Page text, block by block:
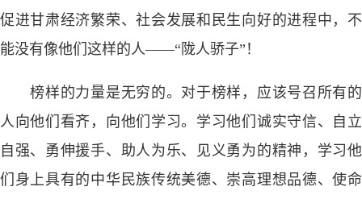
促进甘肃经济繁荣、社会发展和民生向好的进程中，不
能没有像他们这样的人——“陇人骄子”！
榜样的力量是无穷的。对于榜样，应该号召所有的
人向他们看齐，向他们学习。学习他们诚实守信、自立
自强、勇伸援手、助人为乐、见义勇为的精神，学习他
们身上具有的中华民族传统美德、崇高理想品德、使命